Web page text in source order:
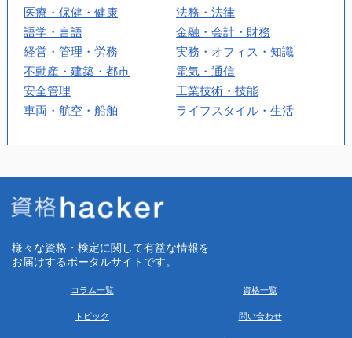
医療・保健・健康
法務・法律
語学・言語
金融・会計・財務
経営・管理・労務
実務・オフィス・知識
不動産・建築・都市
電気・通信
安全管理
工業技術・技能
車両・航空・船舶
ライフスタイル・生活
様々な資格・検定に関して有益な情報を
お届けするポータルサイトです。
コラム一覧 資格一覧
トピック 問い合わせ